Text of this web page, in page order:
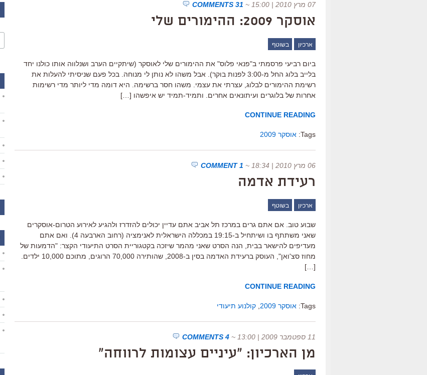
07 מרץ 2010 | 15:00 ~
31 COMMENTS
אוסקר 2009: ההימורים שלי
ארכיון בשוטף
ביום רביעי פרסמתי ב"פנאי פלוס" את ההימורים שלי לאוסקר (שיתקיים הערב ושנלווה אותו כולנו יחד
בלייב בלוג החל מ-3:00 לפנות בוקר). אבל משהו לא נותן לי מנוחה. בכל פעם שניסיתי להעלות את
רשימת ההימורים לבלוג, עצרתי את עצמי. משהו חסר ברשימה. היא דומה מדי ליותר מדי רשימות
אחרות של בלוגרים ועיתונאים אחרים. ותמיד-תמיד יש איפשהו […]
CONTINUE READING
Tags: אוסקר 2009
06 מרץ 2010 | 18:34 ~
1 COMMENT
רעידת אדמה
ארכיון בשוטף
שבוע טוב. אם אתם גרים במרכז תל אביב אתם עדיין יכולים להזדרז ולהגיע לאירוע הטרום-אוסקרים
שאני משתתף בו ושיתחיל ב-19:15 במכללה הישראלית לאנימציה (רחוב הארבעה 4). ואם אתם
מעדיפים להישאר בבית, הנה הסרט שאני מהמר שיזכה בקטגוריית הסרט התיעודי הקצר: "הדמעות של
מחוז סצ'ואן", העוסק ברעידת האדמה בסין ב-2008, שהותירה 70,000 הרוגים, מתוכם 10,000 ילדים.
[…]
CONTINUE READING
Tags: אוסקר 2009 קולנוע תיעודי
11 ספטמבר 2009 | 13:00 ~
4 COMMENTS
מן הארכיון: "עיניים עצומות לרווחה"